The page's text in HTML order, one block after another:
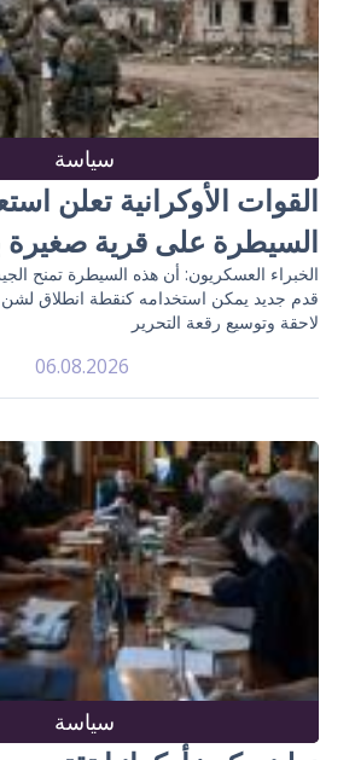
سياسة
القوات الأوكرانية تعلن
السيطرة على قرية صغيرة
الخبراء العسكريون: أن هذه السيطرة تمنح
قدم جديد يمكن استخدامه كنقطة انطلاق
لاحقة وتوسيع رقعة التحرير
06.08.2026
سياسة